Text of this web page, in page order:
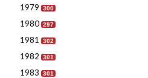
1979 300
1980 297
1981 302
1982 301
1983 301